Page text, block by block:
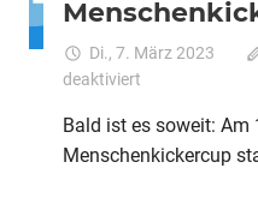
Di., 7. März 2023
deaktiviert
2023
Bald ist es soweit:
Menschenkickercup